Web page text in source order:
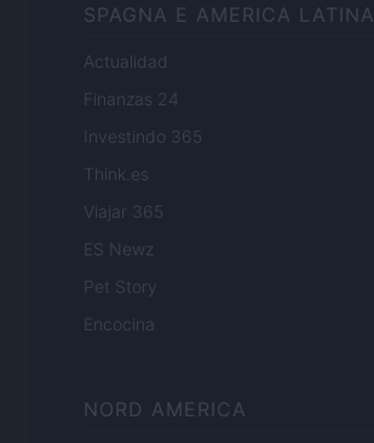
SPAGNA E AMERICA LATINA
Actualidad
Finanzas 24
Investindo 365
Think.es
Viajar 365
ES Newz
Pet Story
Encocina
NORD AMERICA